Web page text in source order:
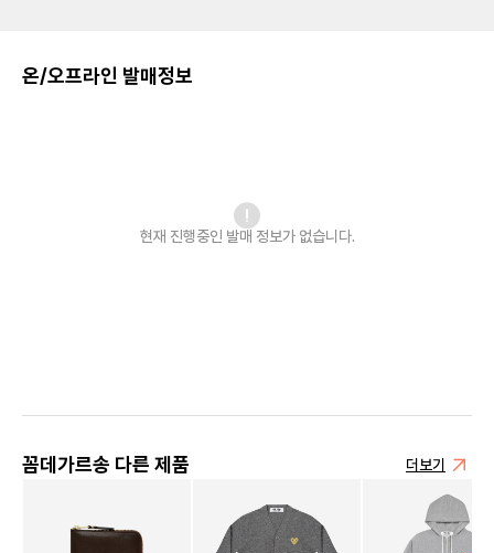
온/오프라인 발매정보
현재 진행중인 발매 정보가 없습니다.
꼼데가르송 다른 제품 더보기